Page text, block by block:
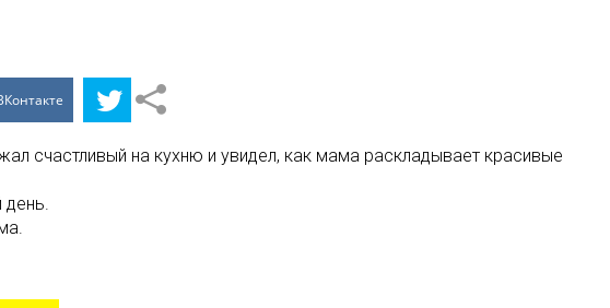
счастливый на кухню и увидел, как мама раскладывает красивые
день.